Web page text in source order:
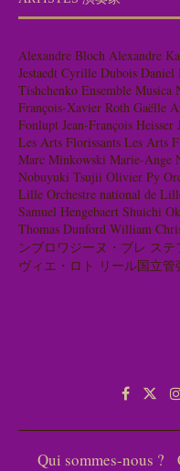
Alexandre Bloch Alexandre
Jestaedt Cyrille Dubois Daniel
Tishchenko Ensemble Musica
François-Xavier Roth Gaëlle
Fonlupt Jean-François Heisser
Les Arts Florissants Les Arts
Marc Minkowski Marie-Ange
Nobuyuki Tsujii Olivier Py
Lille Orchestre national de
Samuel Hengebaert Shuichi
Thomas Dunford William
ンブロワジーヌ・ブレ ステ
ヴィエ・ロト リール国立管
Qui sommes-nous ?